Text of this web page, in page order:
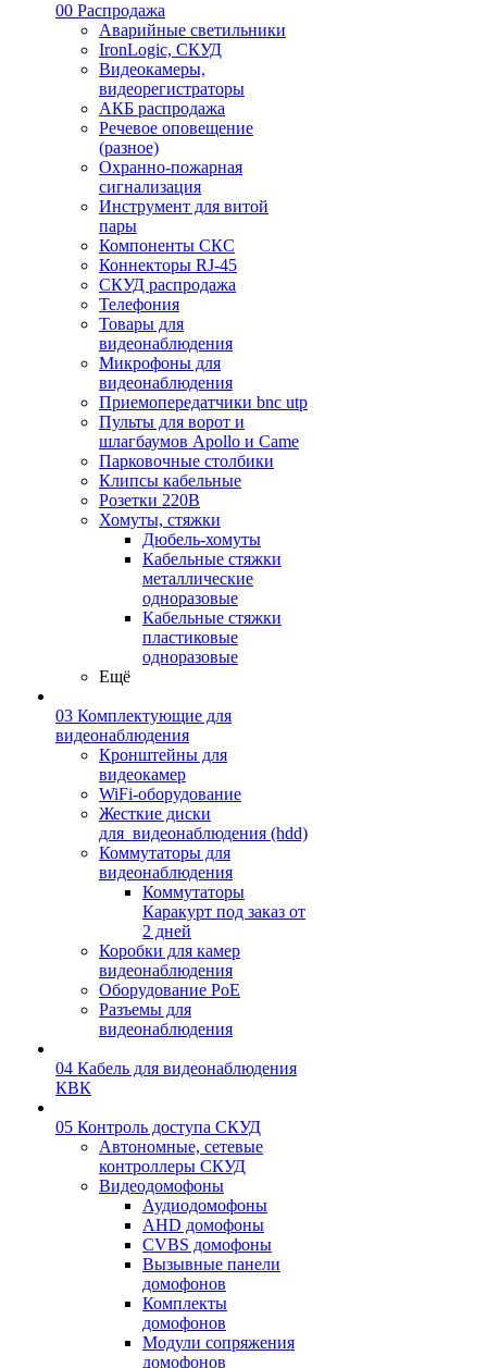
00 Распродажа
Аварийные светильники
IronLogic, СКУД
Видеокамеры,
видеорегистраторы
АКБ распродажа
Речевое оповещение
(разное)
Охранно-пожарная
сигнализация
Инструмент для витой
пары
Компоненты СКС
Коннекторы RJ-45
СКУД распродажа
Телефония
Товары для
видеонаблюдения
Микрофоны для
видеонаблюдения
Приемопередатчики bnc utp
Пульты для ворот и
шлагбаумов Apollo и Came
Парковочные столбики
Клипсы кабельные
Розетки 220В
Хомуты, стяжки
Дюбель-хомуты
Кабельные стяжки
металлические
одноразовые
Кабельные стяжки
пластиковые
одноразовые
Ещё
03 Комплектующие для
видеонаблюдения
Кронштейны для
видеокамер
WiFi-оборудование
Жесткие диски
для_видеонаблюдения (hdd)
Коммутаторы для
видеонаблюдения
Коммутаторы
Каракурт под заказ от
2 дней
Коробки для камер
видеонаблюдения
Оборудование PoE
Разъемы для
видеонаблюдения
04 Кабель для видеонаблюдения
КВК
05 Контроль доступа СКУД
Автономные, сетевые
контроллеры СКУД
Видеодомофоны
Аудиодомофоны
AHD домофоны
CVBS домофоны
Вызывные панели
домофонов
Комплекты
домофонов
Модули сопряжения
домофонов